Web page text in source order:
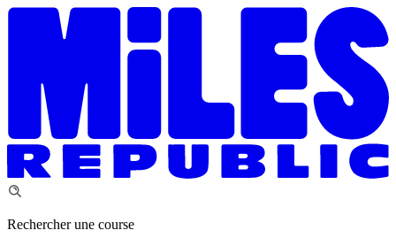
Rechercher une course